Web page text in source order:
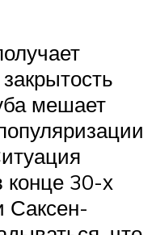
мешает
конце 30-х
Саксен-